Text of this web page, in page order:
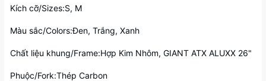
Kích cỡ/Sizes:S, M
Màu sắc/Colors:Đen, Trắng, Xanh
Chất liệu khung/Frame:Hợp Kim Nhôm, GIANT ATX ALUXX 26"
Phuộc/Fork:Thép Carbon